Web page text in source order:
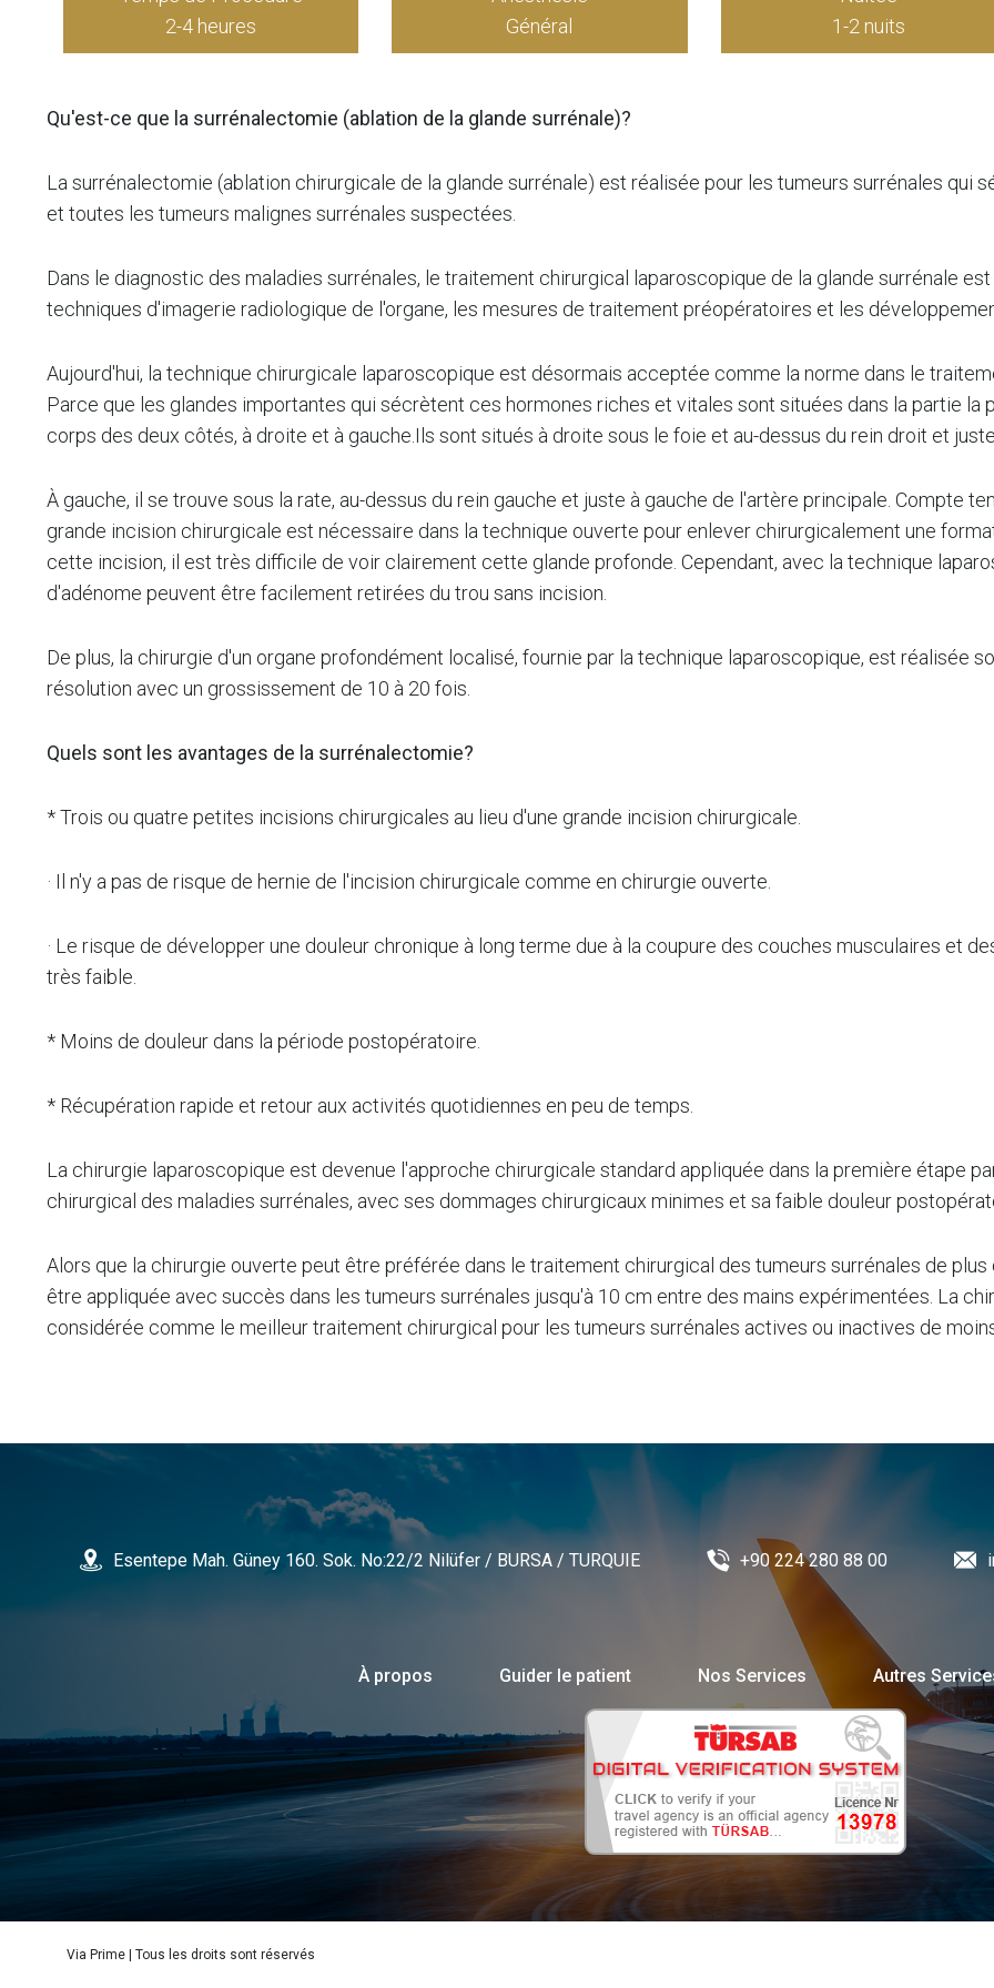
2-4 heures
Général
1-2 nuits
Qu'est-ce que la surrénalectomie (ablation de la glande surrénale)?
La surrénalectomie (ablation chirurgicale de la glande surrénale) est réalisée pour les tumeurs surrénales qui
et toutes les tumeurs malignes surrénales suspectées.
Dans le diagnostic des maladies surrénales, le traitement chirurgical laparoscopique de la glande surrénale
techniques d'imagerie radiologique de l'organe, les mesures de traitement préopératoires et les
Aujourd'hui, la technique chirurgicale laparoscopique est désormais acceptée comme la norme dans le
Parce que les glandes importantes qui sécrètent ces hormones riches et vitales sont situées dans la partie la
corps des deux côtés, à droite et à gauche.Ils sont situés à droite sous le foie et au-dessus du rein droit et
À gauche, il se trouve sous la rate, au-dessus du rein gauche et juste à gauche de l'artère principale. Compte
grande incision chirurgicale est nécessaire dans la technique ouverte pour enlever chirurgicalement une
cette incision, il est très difficile de voir clairement cette glande profonde. Cependant, avec la technique
d'adénome peuvent être facilement retirées du trou sans incision.
De plus, la chirurgie d'un organe profondément localisé, fournie par la technique laparoscopique, est réalisée
résolution avec un grossissement de 10 à 20 fois.
Quels sont les avantages de la surrénalectomie?
* Trois ou quatre petites incisions chirurgicales au lieu d'une grande incision chirurgicale.
· Il n'y a pas de risque de hernie de l'incision chirurgicale comme en chirurgie ouverte.
· Le risque de développer une douleur chronique à long terme due à la coupure des couches musculaires et
très faible.
* Moins de douleur dans la période postopératoire.
* Récupération rapide et retour aux activités quotidiennes en peu de temps.
La chirurgie laparoscopique est devenue l'approche chirurgicale standard appliquée dans la première étape
chirurgical des maladies surrénales, avec ses dommages chirurgicaux minimes et sa faible douleur
Alors que la chirurgie ouverte peut être préférée dans le traitement chirurgical des tumeurs surrénales de
être appliquée avec succès dans les tumeurs surrénales jusqu'à 10 cm entre des mains expérimentées. La
considérée comme le meilleur traitement chirurgical pour les tumeurs surrénales actives ou inactives de
Esentepe Mah. Güney 160. Sok. No:22/2 Nilüfer / BURSA / TURQUIE +90 224 280 88 00
À propos Guider le patient Nos Services Autres
Via Prime | Tous les droits sont réservés